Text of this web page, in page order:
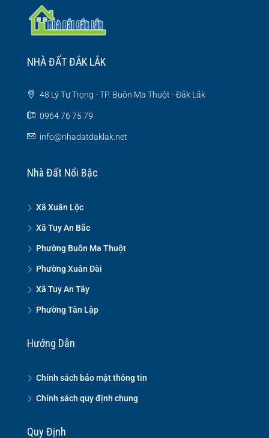
NHÀ ĐẤT ĐẮK LẮK
48 Lý Tự Trọng - TP. Buôn Ma Thuột - Đắk Lắk
0964 76 75 79
info@nhadatdaklak.net
Nhà Đất Nổi Bậc
Xã Xuân Lộc
Xã Tuy An Bắc
Phường Buôn Ma Thuột
Phường Xuân Đài
Xã Tuy An Tây
Phường Tân Lập
Hướng Dẫn
Chính sách bảo mật thông tin
Chính sách quy định chung
Quy Định